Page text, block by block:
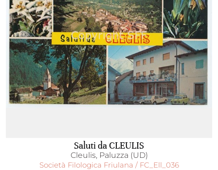
Saluti da CLEULIS
Cleulis, Paluzza (UD)
Società Filologica Friulana / FC_Ell_036